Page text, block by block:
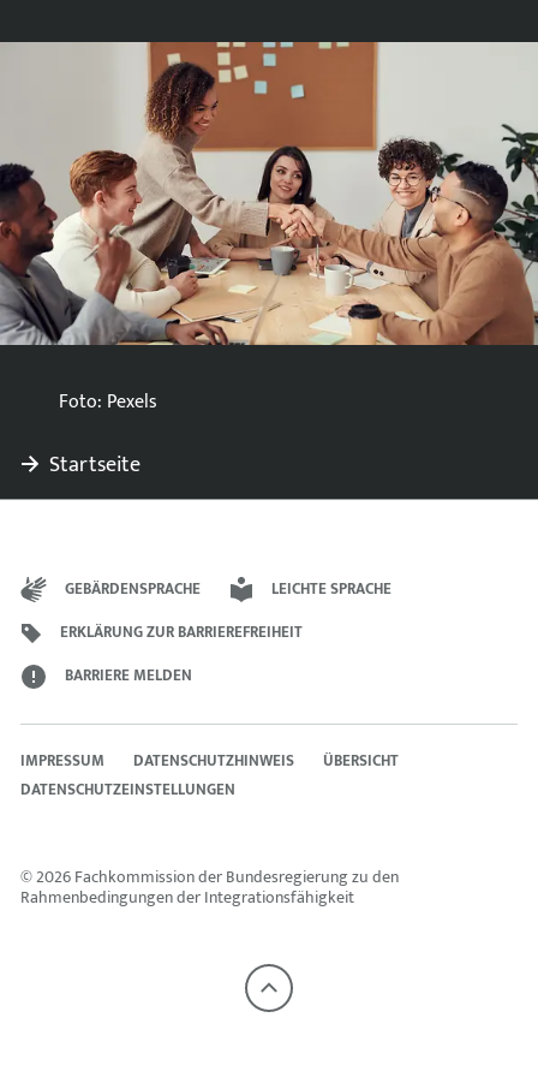
Foto: Pexels
Startseite
GEBÄRDENSPRACHE
LEICHTE SPRACHE
ERKLÄRUNG ZUR BARRIEREFREIHEIT
BARRIERE MELDEN
© 2026 Fachkommission der Bundesregierung zu den
Rahmenbedingungen der Integrationsfähigkeit
IMPRESSUM DATENSCHUTZHINWEIS
ÜBERSICHT
DATENSCHUTZEINSTELLUNGEN
Nach
oben